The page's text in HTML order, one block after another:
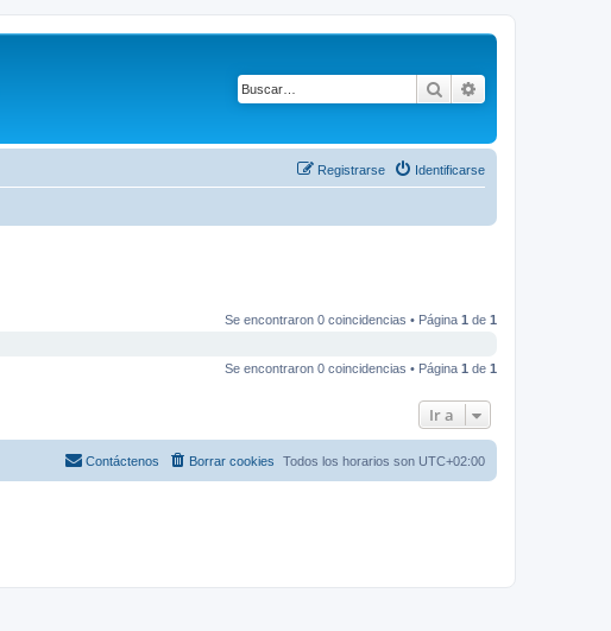
Buscar
Identificarse
Registrarse
Se encontraron 0 coincidencias • Página 1 de 1
Se encontraron 0 coincidencias • Página 1 de 1
Ir a
Todos los horarios son UTC+02:00
Borrar cookies
Contáctenos